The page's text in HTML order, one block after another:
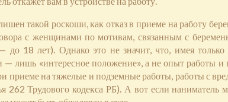
такой роскоши, как отказ в приеме на работу
с женщинами по мотивам, связанным с
18 лет). Однако это не значит, что, имея
лишь «интересное положение», а не опыт работы
приеме на тяжелые и подземные работы, работы с
Трудового кодекса РБ). А вот если наниматель